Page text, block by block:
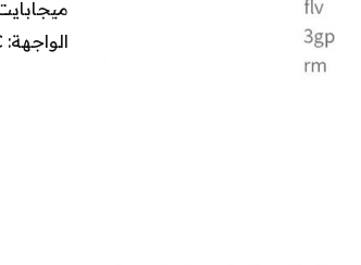
الواجهة: USB3.1 Type-C • أبعاد القرص: 80×22×3 ملم •